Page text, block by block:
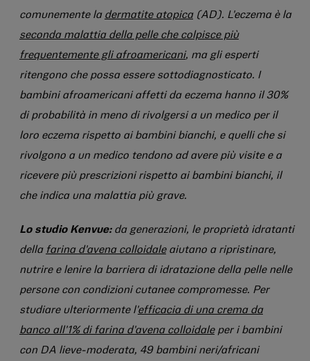
comunemente la dermatite atopica(AD). L'eczema è la
seconda malattia della pelle che colpisce più
frequentemente gli afroamericani, ma gli esperti
ritengono che possa essere sottodiagnosticato. I
bambini afroamericani affetti da eczema hanno il 30%
di probabilità in meno di rivolgersi a un medico per il
loro eczema rispetto ai bambini bianchi, e quelli che si
rivolgono a un medico tendono ad avere più visite e a
ricevere più prescrizioni rispetto ai bambini bianchi, il
che indica una malattia più grave.
Lo studio Kenvue:da generazioni, le proprietà idratanti
della farina d'avena colloidaleaiutano a ripristinare,
nutrire e lenire la barriera di idratazione della pelle nelle
persone con condizioni cutanee compromesse. Per
studiare ulteriormente l'efficacia di una crema da
banco all'1% di farina d'avena colloidaleper i bambini
con DA lieve-moderata, 49 bambini neri/africani